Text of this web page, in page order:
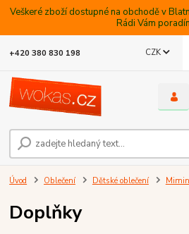
Veškeré zboží dostupné na obchodě v
Rádi Vám
CZK
+420 380 830 198
Úvod Oblečení Dětské oblečení
Doplňky